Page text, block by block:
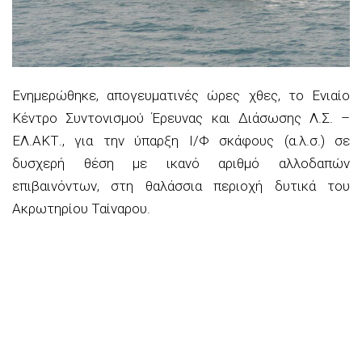
Ενημερώθηκε, απογευματινές ώρες χθες, το Ενιαίο
Κέντρο Συντονισμού Έρευνας και Διάσωσης Λ.Σ. –
ΕΛ.ΑΚΤ., για την ύπαρξη Ι/Φ σκάφους (α.λ.σ.) σε
δυσχερή θέση με ικανό αριθμό αλλοδαπών
επιβαινόντων, στη θαλάσσια περιοχή δυτικά του
Ακρωτηρίου Ταίναρου.